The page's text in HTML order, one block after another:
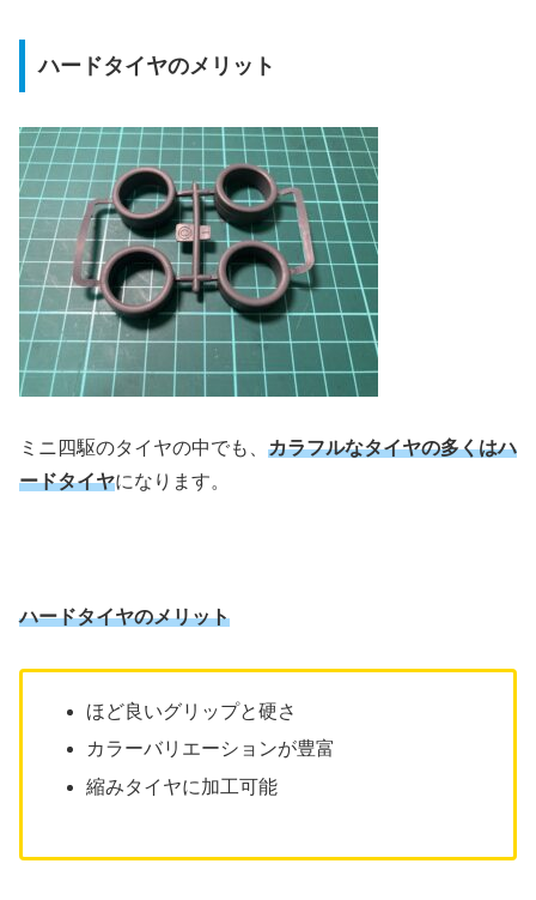
ハードタイヤのメリット
ミニ四駆のタイヤの中でも、 カラフルなタイヤの多くはハ
ードタイヤになります。
ハードタイヤのメリット
ほど良いグリップと硬さ
カラーバリエーションが豊富
縮みタイヤに加工可能